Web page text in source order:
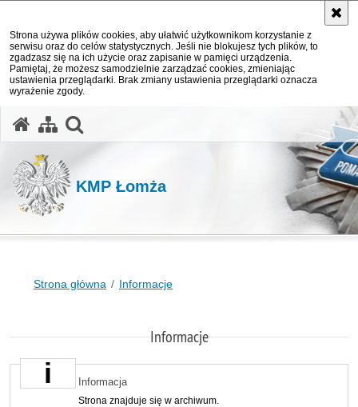
Strona używa plików cookies, aby ułatwić użytkownikom korzystanie z
serwisu oraz do celów statystycznych. Jeśli nie blokujesz tych plików, to
zgadzasz się na ich użycie oraz zapisanie w pamięci urządzenia.
Pamiętaj, że możesz samodzielnie zarządzać cookies, zmieniając
ustawienia przeglądarki. Brak zmiany ustawienia przeglądarki oznacza
wyrażenie zgody.
KMP Łomża
Strona główna Informacje
Informacje
Informacja
Strona znajduje się w archiwum.